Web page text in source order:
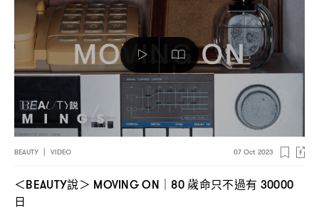
BEAUTY VIDEO 07 Oct 2023
＜BEAUTY說＞ MOVING ON｜80歲命只不過有 30000
日